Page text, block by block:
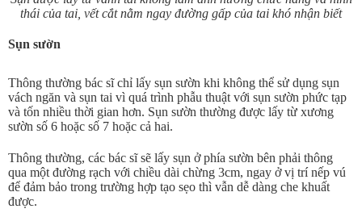
thái của tai, vết cắt nằm ngay đường gấp của tai khó nhận biết
Sụn sườn
Thông thường bác sĩ chỉ lấy sụn sườn khi không thể sử dụng sụn
vách ngăn và sụn tai vì quá trình phẫu thuật với sụn sườn phức tạp
và tốn nhiều thời gian hơn. Sụn sườn thường được lấy từ xương
sườn số 6 hoặc số 7 hoặc cả hai.
Thông thường, các bác sĩ sẽ lấy sụn ở phía sườn bên phải thông
qua một đường rạch với chiều dài chừng 3cm, ngay ở vị trí nếp vú
để đảm bảo trong trường hợp tạo sẹo thì vẫn dễ dàng che khuất
được.